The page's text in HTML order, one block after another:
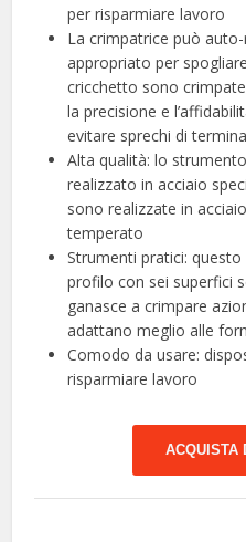
per risparmiare lavoro
La crimpatrice può
appropriato per
cricchetto sono
la precisione e
evitare sprechi di
Alta qualità: lo
realizzato in acciaio
sono realizzate in
temperato
Strumenti pratici:
profilo con sei superfici
ganasce a crimpare
adattano meglio alle
Comodo da usare:
risparmiare lavoro
ACQUISTA